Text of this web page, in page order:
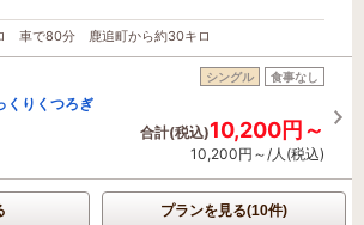
車で80分 鹿追町から約30キロ
シングル 食事なし
くりくつろぎ
合計(税込)10,200円～
10,200円～/人(税込)
プランを見る(10件)